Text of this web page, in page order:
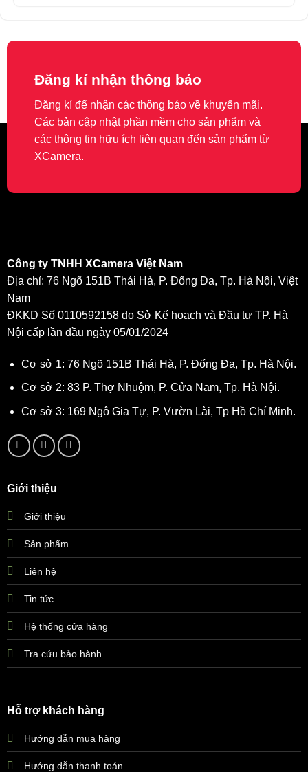
Đăng kí nhận thông báo
Đăng kí để nhận các thông báo về khuyến mãi.
Các bản cập nhật phần mềm cho sản phẩm và
các thông tin hữu ích liên quan đến sản phẩm từ
XCamera.
Công ty TNHH XCamera Việt Nam
Địa chỉ: 76 Ngõ 151B Thái Hà, P. Đống Đa, Tp. Hà Nội, Việt
Nam
ĐKKD Số 0110592158 do Sở Kế hoạch và Đầu tư TP. Hà
Nội cấp lần đầu ngày 05/01/2024
Cơ sở 1: 76 Ngõ 151B Thái Hà, P. Đống Đa, Tp. Hà Nội.
Cơ sở 2: 83 P. Thợ Nhuộm, P. Cửa Nam, Tp. Hà Nội.
Cơ sở 3: 169 Ngô Gia Tự, P. Vườn Lài, Tp Hồ Chí Minh.
Giới thiệu
Giới thiệu
Sản phẩm
Liên hệ
Tin tức
Hệ thống cửa hàng
Tra cứu bảo hành
Hỗ trợ khách hàng
Hướng dẫn mua hàng
Hướng dẫn thanh toán